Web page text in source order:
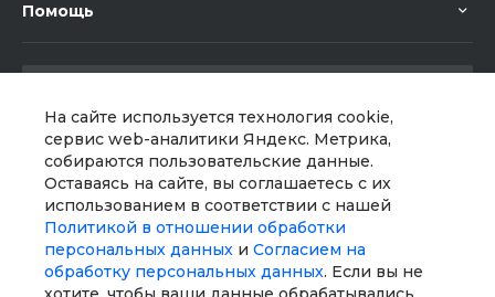
На сайте используется технология cookie,
сервис web-аналитики Яндекс. Метрика,
собираются пользовательские данные.
Оставаясь на сайте, вы соглашаетесь с их
использованием в соответствии с нашей
Политикой в отношении обработки
персональных данных и Согласием на
обработку персональных данных. Если вы не
Помощь
Мы в соц. сетях